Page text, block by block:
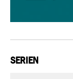
SERIEN